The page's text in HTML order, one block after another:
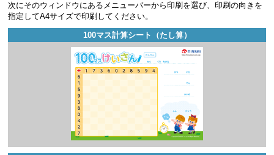
次にそのウィンドウにあるメニューバーから印刷を選び、印刷の向きを
指定してA4サイズで印刷してください。
100マス計算シート（たし算）